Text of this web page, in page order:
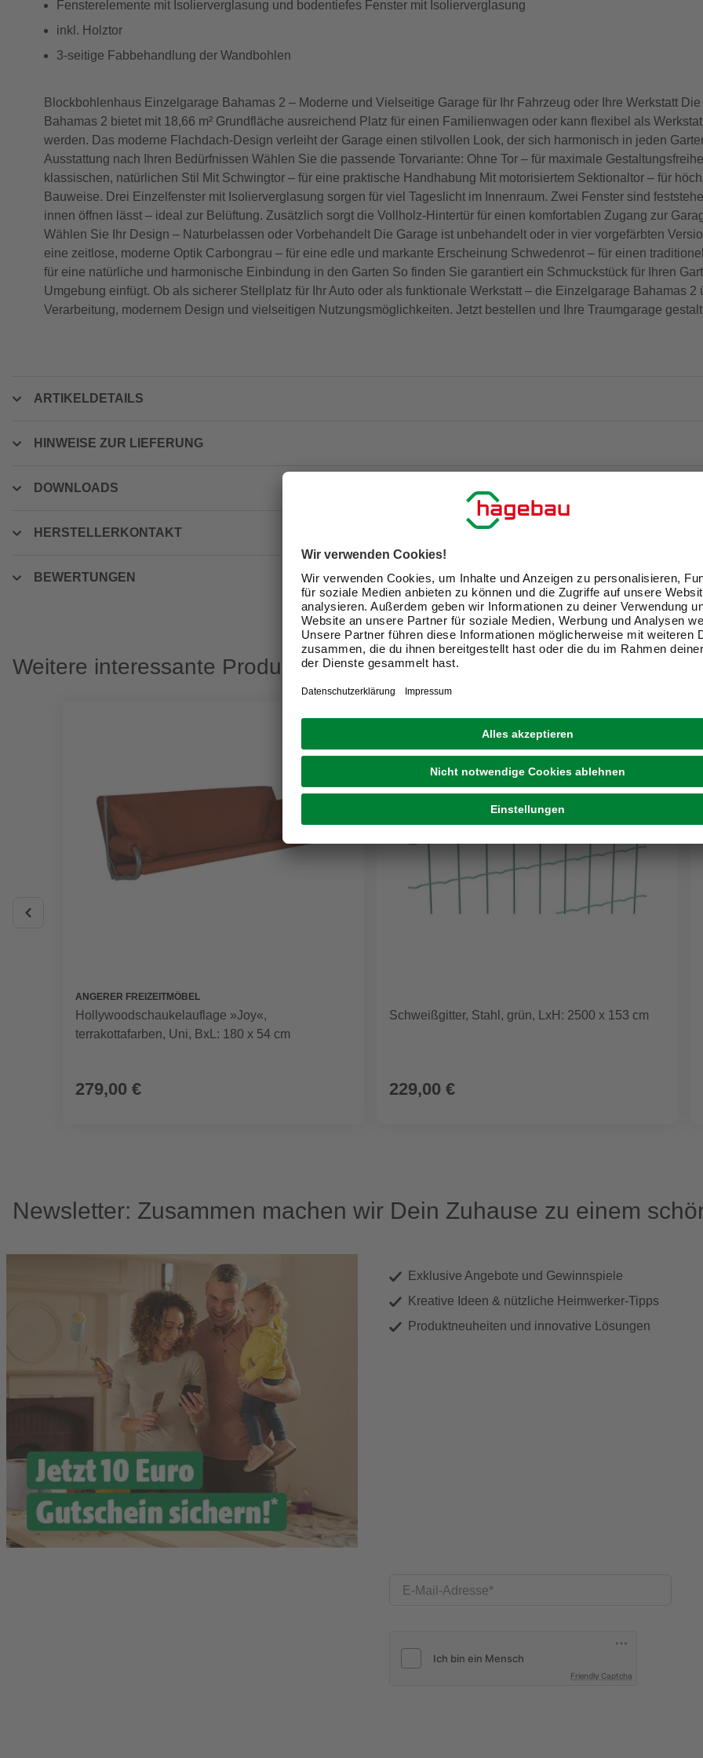
Fensterelemente mit Isolierverglasung und bodentiefes Fenster mit Isolierverglasung
inkl. Holztor
3-seitige Fabbehandlung der Wandbohlen
Blockbohlenhaus Einzelgarage Bahamas 2 – Moderne und Vielseitige Garage für Ihr Fahrzeug oder Ihre Werkstatt
Bahamas 2 bietet mit 18,66 m² Grundfläche ausreichend Platz für einen Familienwagen oder kann flexibel als
werden. Das moderne Flachdach-Design verleiht der Garage einen stilvollen Look, der sich harmonisch in jeden
Ausstattung nach Ihren Bedürfnissen Wählen Sie die passende Torvariante: Ohne Tor – für maximale
klassischen, natürlichen Stil Mit Schwingtor – für eine praktische Handhabung Mit motorisiertem Sektionaltor – für
Bauweise. Drei Einzelfenster mit Isolierverglasung sorgen für viel Tageslicht im Innenraum. Zwei Fenster sind
innen öffnen lässt – ideal zur Belüftung. Zusätzlich sorgt die Vollholz-Hintertür für einen komfortablen Zugang zur
Wählen Sie Ihr Design – Naturbelassen oder Vorbehandelt Die Garage ist unbehandelt oder in vier vorgefärbten
eine zeitlose, moderne Optik Carbongrau – für eine edle und markante Erscheinung Schwedenrot – für einen
für eine natürliche und harmonische Einbindung in den Garten So finden Sie garantiert ein Schmuckstück für Ihren
Umgebung einfügt. Ob als sicherer Stellplatz für Ihr Auto oder als funktionale Werkstatt – die Einzelgarage Bahamas 2
Verarbeitung, modernem Design und vielseitigen Nutzungsmöglichkeiten. Jetzt bestellen und Ihre Traumgarage
ARTIKELDETAILS
HINWEISE ZUR LIEFERUNG
DOWNLOADS
HERSTELLERKONTAKT
BEWERTUNGEN
Weitere interessante Produkte
ANGERER FREIZEITMÖBEL
Hollywoodschaukelauflage »Joy«,
terrakottafarben, Uni, BxL: 180 x 54 cm
279,00 €
Schweißgitter, Stahl, grün, LxH: 2500 x 153 cm
229,00 €
Newsletter: Zusammen machen wir Dein Zuhause zu einem
Exklusive Angebote und Gewinnspiele
Kreative Ideen & nützliche Heimwerker-Tipps
Produktneuheiten und innovative Lösungen
E-Mail-Adresse
Friendly Captcha